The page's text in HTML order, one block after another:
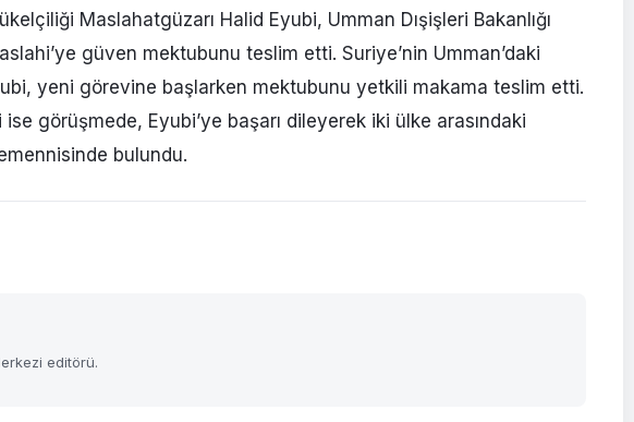
Maslahatgüzarı Halid Eyubi, Umman Dışişleri Bakanlığı
güven mektubunu teslim etti. Suriye’nin Umman’daki
yeni görevine başlarken mektubunu yetkili makama teslim etti.
görüşmede, Eyubi’ye başarı dileyerek iki ülke arasındaki
bulundu.
editörü.